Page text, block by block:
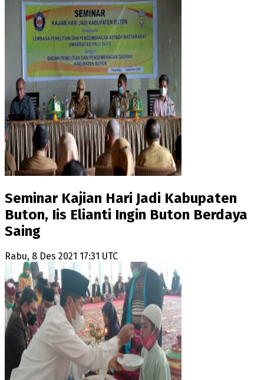
Seminar Kajian Hari Jadi Kabupaten
Buton, Iis Elianti Ingin Buton Berdaya
Saing
Rabu, 8 Des 2021 17:31 UTC